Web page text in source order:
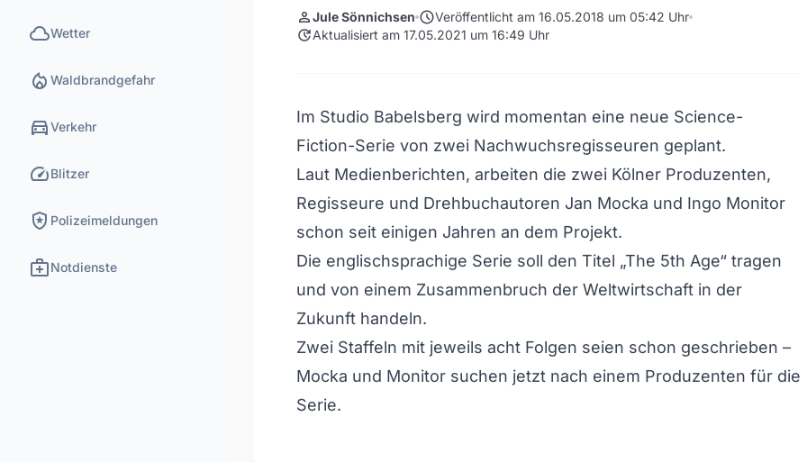
cloudWetter
local_fire_department Waldbrandgefahr
directions_carVerkehr
speedBlitzer
local_police Polizeimeldungen
medical_servicesNotdienste
personJule Sönnichsen scheduleVeröffentlicht am 16.05.2018 um 05:42 Uhr
updateAktualisiert am 17.05.2021 um 16:49 Uhr
Im Studio Babelsberg wird momentan eine neue Science-
Fiction-Serie von zwei Nachwuchsregisseuren geplant.
Laut Medienberichten, arbeiten die zwei Kölner Produzenten,
Regisseure und Drehbuchautoren Jan Mocka und Ingo Monitor
schon seit einigen Jahren an dem Projekt.
Die englischsprachige Serie soll den Titel „The 5th Age“ tragen
und von einem Zusammenbruch der Weltwirtschaft in der
Zukunft handeln.
Zwei Staffeln mit jeweils acht Folgen seien schon geschrieben –
Mocka und Monitor suchen jetzt nach einem Produzenten für die
Serie.